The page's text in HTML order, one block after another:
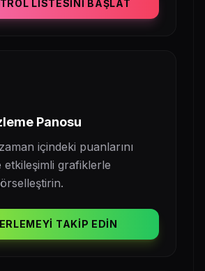
LISTESINI BAŞLAT
Panosu
içindeki puanlarını
etkileşimli grafiklerle
TAKIP EDIN